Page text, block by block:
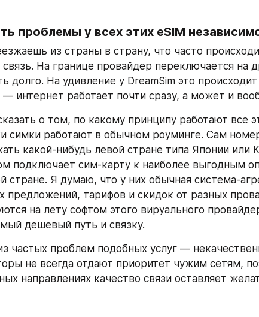
из страны в страну, что часто
связь. На границе провайдер переключается на
долго. На удивление у DreamSim это
— интернет работает почти сразу, а может и
о том, по какому принципу работают все
симки работают в обычном роуминге. Сам
какой-нибудь левой стране типа Японии или
подключает сим-карту к наиболее выгодным
стране. Я думаю, что у них обычная система-
предложений, тарифов и скидок от разных
на лету софтом этого вируального
дешевый путь и связку.
частых проблем подобных услуг —
не всегда отдают приоритет чужим сетям,
направлениях качество связи оставляет